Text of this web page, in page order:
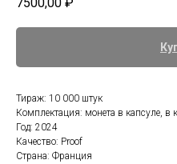
Тираж: 10 000 штук
Комплектация: монета в капсуле, в
Год: 2024
Качество: Proof
Страна: Франция